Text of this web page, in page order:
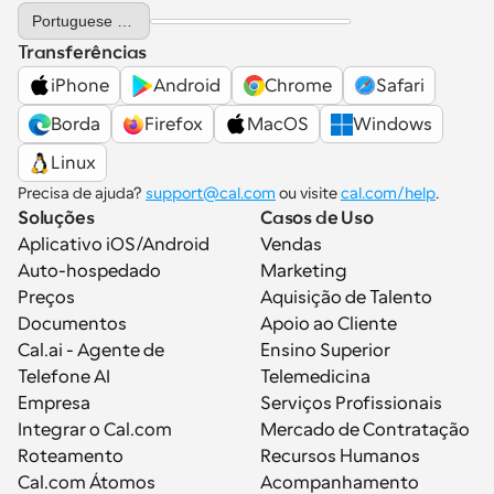
Select Language
Transferências
iPhone
Android Chrome
Safari
Borda
Firefox MacOS
Windows
Linux
Precisa de ajuda? support@cal.com ou visite cal.com/help.
Soluções
Aplicativo iOS/Android
Auto-hospedado
Preços
Documentos
Cal.ai - Agente de
Telefone AI
Empresa
Integrar o Cal.com
Roteamento
Cal.com Átomos
Casos de Uso
Vendas
Marketing
Aquisição de Talento
Apoio ao Cliente
Ensino Superior
Telemedicina
Serviços Profissionais
Mercado de Contratação
Recursos Humanos
Acompanhamento